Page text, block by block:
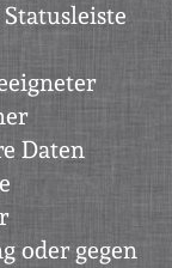
Daten
oder gegen